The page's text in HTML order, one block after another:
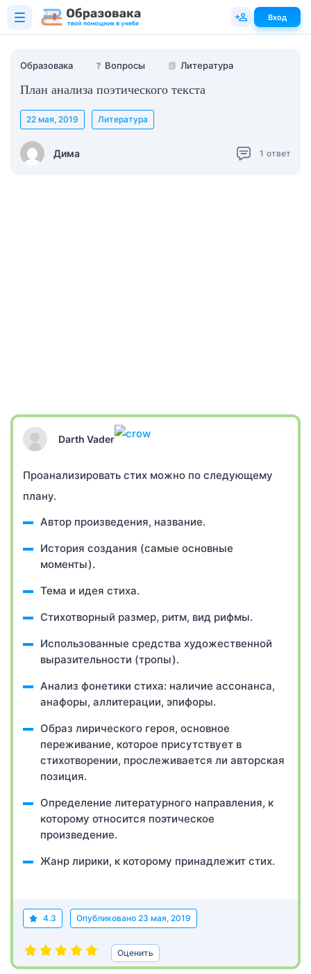
Образовака ❓ Вопросы 📗 Литература
План анализа поэтического текста
Дима
22 мая, 2019 Литература
1 ответ
Darth Vader
Проанализировать стих можно по следующему
плану.
Автор произведения, название.
История создания (самые основные
моменты).
Тема и идея стиха.
Стихотворный размер, ритм, вид рифмы.
Использованные средства художественной
выразительности (тропы).
Анализ фонетики стиха: наличие ассонанса,
анафоры, аллитерации, эпифоры.
Образ лирического героя, основное
переживание, которое присутствует в
стихотворении, прослеживается ли авторская
позиция.
Определение литературного направления, к
которому относится поэтическое
произведение.
Жанр лирики, к которому принадлежит стих.
4.3 Опубликовано 23 мая, 2019
Оценить
Вход